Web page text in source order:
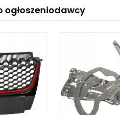
ogłoszeniodawcy